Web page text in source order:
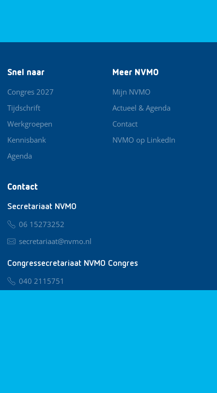
Contact
Secretariaat NVMO
06 15273252
secretariaat@nvmo.nl
Congressecretariaat NVMO Congres
040 2115751
Snel naar
Congres 2027
Tijdschrift
Werkgroepen
Kennisbank
Agenda
Meer NVMO
Mijn NVMO
Actueel & Agenda
Contact
NVMO op LinkedIn